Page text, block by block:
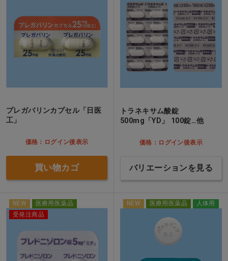
プレガバリンカプセル「日医
工」
価格：ログイン後表示
買い物カゴ
トラネキサム酸錠
500mg「YD」 100錠…他
価格：ログイン後表示
バリエーションを見る
NEW
医療用医薬品
受発注商品
NEW 医療用医薬品 人体用